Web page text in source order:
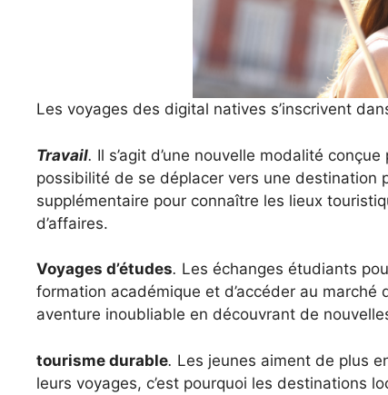
Les voyages des digital natives s’inscrivent
Travail. Il s’agit d’une nouvelle modalité
possibilité de se déplacer vers une destination
supplémentaire pour connaître les lieux
d’affaires.
Voyages d’études. Les échanges étudiants
formation académique et d’accéder au
aventure inoubliable en découvrant de
tourisme durable. Les jeunes aiment de plus
leurs voyages, c’est pourquoi les destinations